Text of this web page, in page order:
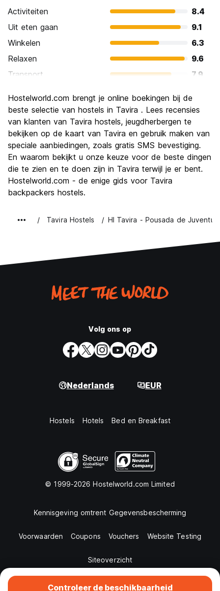
Controleer de beschikbaarheid
Activiteiten
8.4
Uit eten gaan
9.1
Winkelen
6.3
Relaxen
9.6
Transport
7.9
Cultuur
8.9
Uitgaan
Waarde voor uw geld
9.3
Hostelworld.com brengt je online boekingen bij de
beste selectie van hostels in Tavira . Lees recensies
van klanten van Tavira hostels, jeugdherbergen te
bekijken op de kaart van Tavira en gebruik maken van
speciale aanbiedingen, zoals gratis SMS bevestiging.
En waarom bekijkt u onze keuze voor de beste dingen
die te zien en te doen zijn in Tavira terwijl je er bent.
Hostelworld.com - de enige gids voor Tavira
backpackers hostels.
Tavira Hostels HI Tavira - Pousada de
Volg ons op
Nederlands EUR
Hostels Hotels Bed en Breakfast
© 1999-2026 Hostelworld.com Limited
Kennisgeving omtrent Gegevensbescherming
Voorwaarden Coupons Vouchers Website Testing
Siteoverzicht